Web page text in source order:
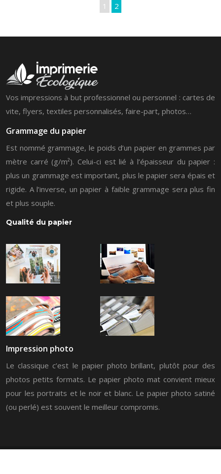
1 2
Vos impressions à but professionnel ou personnel : cartes de
vite, flyers, textiles personnalisés, faire-part, photos…
Grammage du papier
Est nommé grammage, le poids d’un papier en grammes par
mètre carré (g/m²). Celui-ci est lié à l’épaisseur du papier :
plus un grammage est important, plus le papier sera épais et
rigide. A l’inverse, un papier à faible grammage sera plus fin
et plus souple.
Qualité du papier
Impression photo
Le classique c’est le papier photo brillant, plutôt pour des
photos petits formats. Le papier photo mat convient mieux
pour les portraits et le noir et blanc. Le papier photo satiné
(ou perlé) est souvent le meilleur compromis.